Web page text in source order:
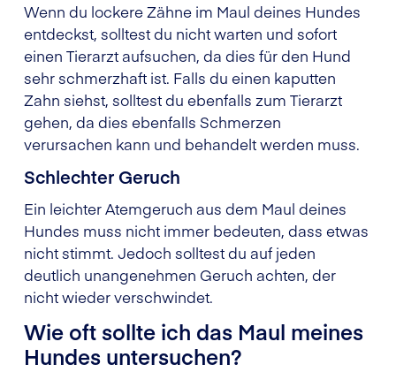
Wenn du lockere Zähne im Maul deines Hundes
entdeckst, solltest du nicht warten und sofort
einen Tierarzt aufsuchen, da dies für den Hund
sehr schmerzhaft ist. Falls du einen kaputten
Zahn siehst, solltest du ebenfalls zum Tierarzt
gehen, da dies ebenfalls Schmerzen
verursachen kann und behandelt werden muss.
Schlechter Geruch
Ein leichter Atemgeruch aus dem Maul deines
Hundes muss nicht immer bedeuten, dass etwas
nicht stimmt. Jedoch solltest du auf jeden
deutlich unangenehmen Geruch achten, der
nicht wieder verschwindet.
Wie oft sollte ich das Maul meines
Hundes untersuchen?